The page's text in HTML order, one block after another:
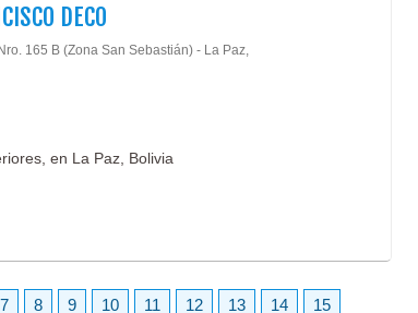
DECO
165 B (Zona San Sebastián) - La Paz,
en La Paz, Bolivia
7 8 9 10 11 12 13 14 15